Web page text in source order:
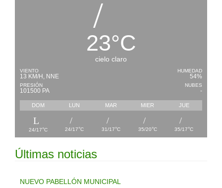
23°C
cielo claro
VIENTO
13 KM/H, NNE
PRESIÓN
101500 PA
HUMEDAD
54%
NUBES
-
DOM LUN MAR MIER JUE
24/17°C 24/17°C 31/17°C 35/20°C 35/17°C
Últimas noticias
NUEVO PABELLÓN MUNICIPAL